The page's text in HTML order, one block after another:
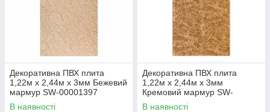
Декоративна ПВХ плита
1,22м х 2,44м х 3мм Бежевий
мармур SW-00001397
В наявності
Декоративна ПВХ плита
1,22м х 2,44м х 3мм
Кремовий мармур SW-
00001398
В наявності